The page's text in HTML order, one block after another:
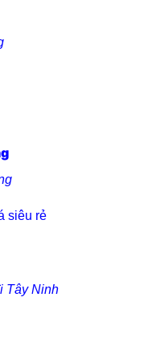
siêu rẻ
Tây Ninh